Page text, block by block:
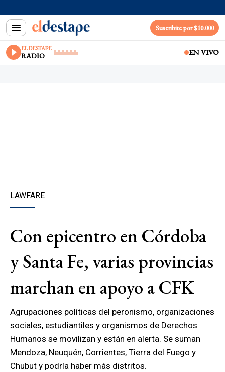
Suscribite por $10.000
EL DESTAPE
RADIO EN VIVO
LAWFARE
Con epicentro en Córdoba
y Santa Fe, varias provincias
marchan en apoyo a CFK
Agrupaciones políticas del peronismo, organizaciones
sociales, estudiantiles y organismos de Derechos
Humanos se movilizan y están en alerta. Se suman
Mendoza, Neuquén, Corrientes, Tierra del Fuego y
Chubut y podría haber más distritos.